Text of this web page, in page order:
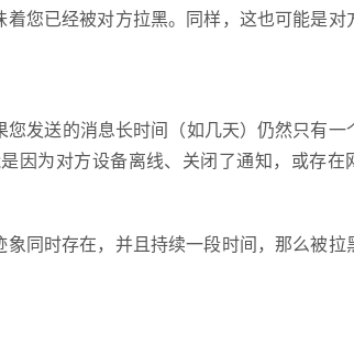
您已经被对方拉黑。同样，这也可能是对
发送的消息长时间（如几天）仍然只有一
因为对方设备离线、关闭了通知，或存在
同时存在，并且持续一段时间，那么被拉